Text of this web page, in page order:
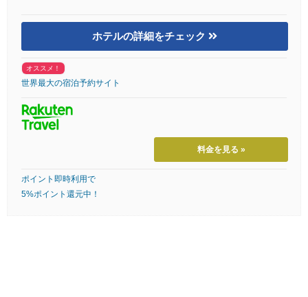
ホテルの詳細をチェック
オススメ！
世界最大の宿泊予約サイト
料金を見る »
ポイント即時利用で
5%ポイント還元中！